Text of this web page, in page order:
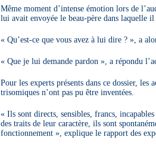
Même moment d’intense émotion lors de
lui avait envoyée le beau-père dans laquelle
« Qu’est-ce que vous avez à lui dire ? », a
« Que je lui demande pardon », a répondu
Pour les experts présents dans ce dossier,
trisomiques n’ont pas pu être inventées.
« Ils sont directs, sensibles, francs,
des traits de leur caractère, ils sont
fonctionnement », explique le rapport des